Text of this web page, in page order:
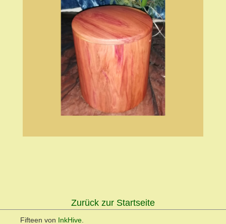
Zurück zur Startseite
Fifteen von InkHive